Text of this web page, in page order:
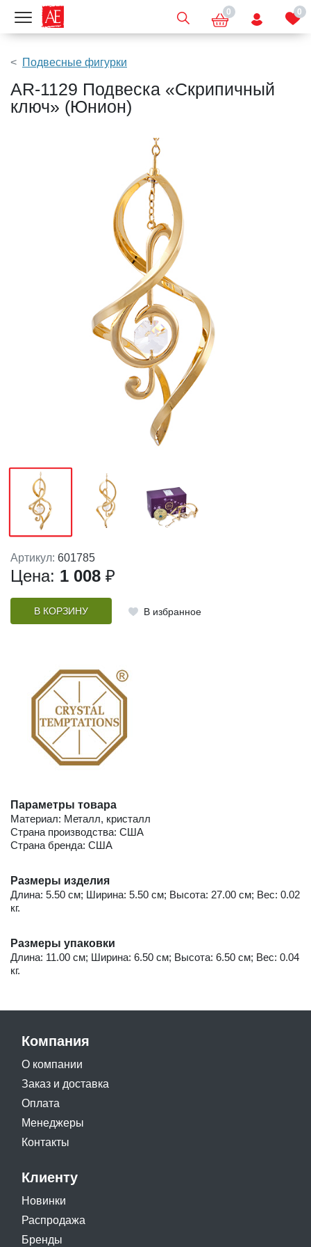
Показать меню 0 0
Подвесные фигурки
AR-1129 Подвеска «Скрипичный
ключ» (Юнион)
Артикул: 601785
Цена: 1 008 ₽
В КОРЗИНУ В избранное
Параметры товара
Материал: Металл, кристалл
Страна производства: США
Страна бренда: США
Размеры изделия
Длина: 5.50 см; Ширина: 5.50 см; Высота: 27.00 см; Вес: 0.02
кг.
Размеры упаковки
Длина: 11.00 см; Ширина: 6.50 см; Высота: 6.50 см; Вес: 0.04
кг.
Компания
О компании
Заказ и доставка
Оплата
Менеджеры
Контакты
Клиенту
Новинки
Распродажа
Бренды